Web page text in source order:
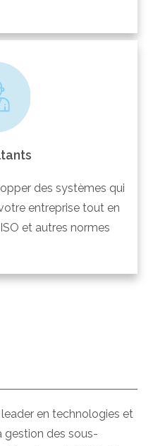
des systèmes qui
entreprise tout en
et autres normes
en technologies et
gestion des sous-